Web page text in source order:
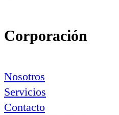
Corporación
Nosotros
Servicios
Contacto